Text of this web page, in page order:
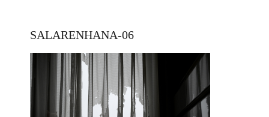
SALARENHANA-06